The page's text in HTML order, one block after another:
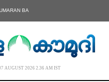
BA
AUGUST 2026 2.36 AM IST